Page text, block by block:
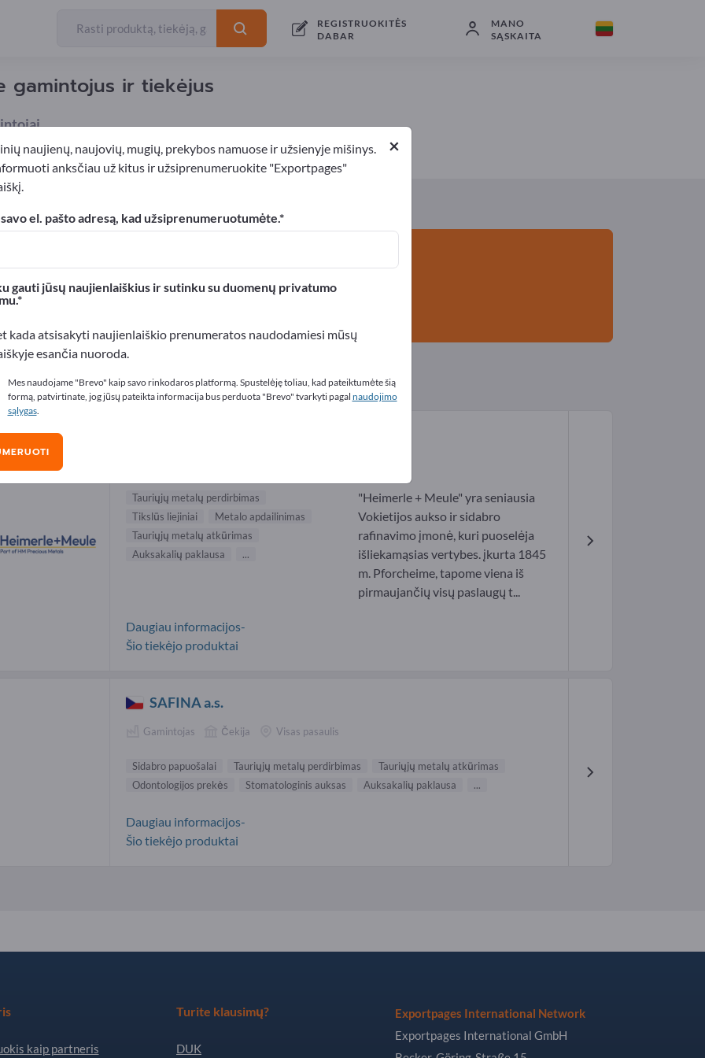
REGISTRUOKITĖS
DABAR
MANO
SĄSKAITA
gamintojus ir tiekėjus
Eksportuotojai 2 Gamintojai
kontaktai >> pradėkite čia
Exportpages svetainėje.
>> publikuokite čia
papuošalai tiekėjai (2)
Tauriųjų metalų perdirbimas
Tikslūs liejiniai
Metalo apdailinimas
Tauriųjų metalų atkūrimas
Auksakalių paklausa
...
"Heimerle + Meule" yra seniausia
Vokietijos aukso ir sidabro
rafinavimo įmonė, kuri puoselėja
išliekamąsias vertybes. įkurta 1845
m. Pforcheime, tapome viena iš
pirmaujančių visų paslaugų t...
Daugiau informacijos-
Šio tiekėjo produktai
SAFINA a.s.
Gamintojas Čekija Visas pasaulis
Sidabro papuošalai Tauriųjų metalų perdirbimas
Tauriųjų metalų atkūrimas
Odontologijos prekės
Stomatologinis auksas Auksakalių paklausa ...
Daugiau informacijos-
Šio tiekėjo produktai
kaip partneris
Turite klausimų?
DUK
Exportpages International Network
Exportpages International GmbH
×
naujienų, naujovių, mugių, prekybos namuose ir užsienyje mišinys.
anksčiau už kitus ir užsiprenumeruokite "Exportpages"
el. pašto adresą, kad užsiprenumeruotumėte.
gauti jūsų naujienlaiškius ir sutinku su duomenų privatumo
kada atsisakyti naujienlaiškio prenumeratos naudodamiesi mūsų
esančia nuoroda.
Mes naudojame "Brevo" kaip savo rinkodaros platformą. Spustelėję toliau, kad pateiktumėte šią
formą, patvirtinate, jog jūsų pateikta informacija bus perduota "Brevo" tvarkyti pagal naudojimo
sąlygas.